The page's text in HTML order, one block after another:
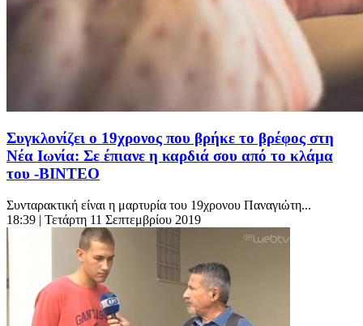
Συγκλονίζει ο 19χρονος που βρήκε το βρέφος στη
Νέα Ιωνία: Σε έπιανε η καρδιά σου από το κλάμα
του -ΒΙΝΤΕΟ
Συνταρακτική είναι η μαρτυρία του 19χρονου Παναγιώτη...
18:39 | Τετάρτη 11 Σεπτεμβρίου 2019